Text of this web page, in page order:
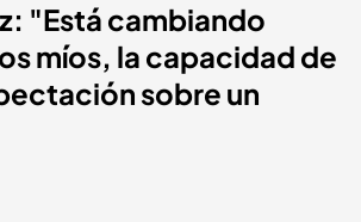
"Está cambiando
míos, la capacidad de
sobre un